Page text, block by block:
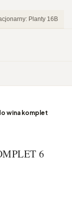
Planty 16B
koszyku: 0.
się
wina komplet
6